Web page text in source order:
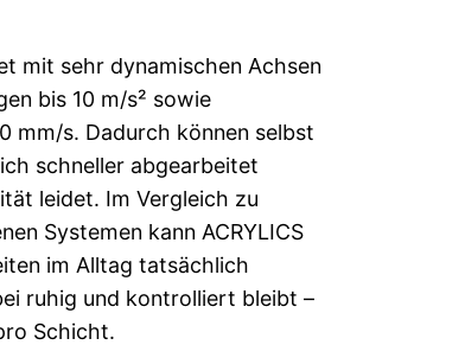
mit sehr dynamischen Achsen
bis 10 m/s² sowie
mm/s. Dadurch können selbst
schneller abgearbeitet
leidet. Im Vergleich zu
Systemen kann ACRYLICS
im Alltag tatsächlich
ruhig und kontrolliert bleibt –
Schicht.